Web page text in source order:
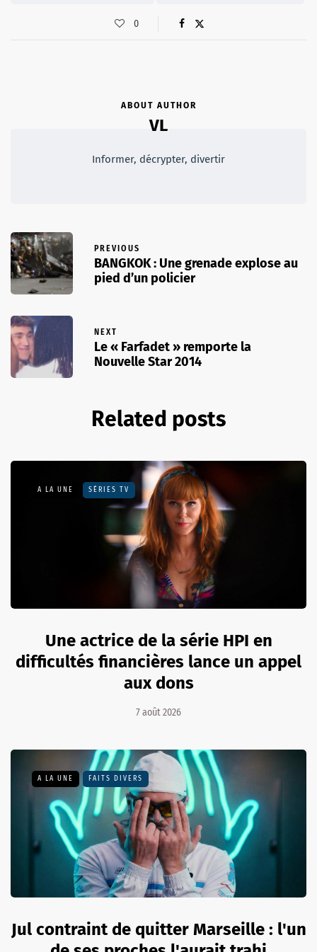
0
ABOUT AUTHOR
VL
Informer, décrypter, divertir
PREVIOUS
BANGKOK : Une grenade explose au
pied d’un policier
NEXT
Le « Farfadet » remporte la
Nouvelle Star 2014
Related posts
A LA UNE SÉRIES TV
Une actrice de la série HPI en
difficultés financières lance un appel
aux dons
7 août 2026
A LA UNE FAITS DIVERS
Jul contraint de quitter Marseille : l'un